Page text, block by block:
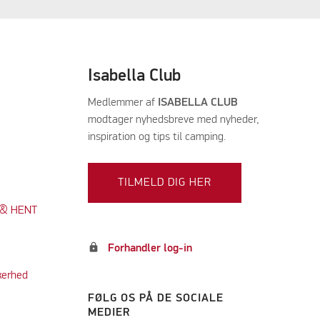
HENT
Isabella Club
Medlemmer afISABELLA CLUB
modtager nyhedsbreve med nyheder,
inspiration og tips til camping.
TILMELD DIG HER
lock Forhandler log-in
FØLG OS PÅ DE SOCIALE
MEDIER